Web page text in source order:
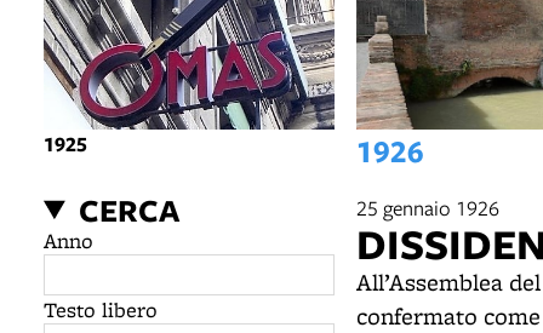
1925 1926
CERCA
Anno
Testo libero
25 gennaio 1926
All’Assemblea
confermato